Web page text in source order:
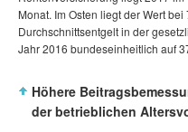
Monat. Im Osten liegt der Wert
Durchschnittsentgelt in der
Jahr 2016 bundeseinheitlich auf
Höhere
der betrieblichen